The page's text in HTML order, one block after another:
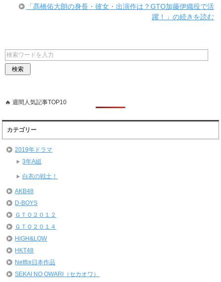
「髙橋佑大朗の身長・彼女・出演作は？GTO加藤伊織役で活
躍！」の続きを読む
🔥 週間人気記事TOP10
カテゴリー
2019年ドラマ
3年A組
白衣の戦士！
AKB48
D-BOYS
ＧＴＯ２０１２
ＧＴＯ２０１４
HiGH&LOW
HKT48
Netflix日本作品
SEKAI NO OWARI（セカオワ）